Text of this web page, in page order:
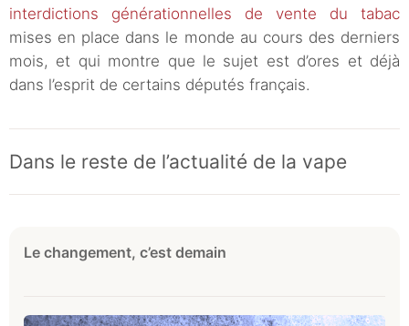
interdictions générationnelles de vente du tabac
mises en place dans le monde au cours des derniers
mois, et qui montre que le sujet est d’ores et déjà
dans l’esprit de certains députés français.
Dans le reste de l’actualité de la vape
Le changement, c’est demain